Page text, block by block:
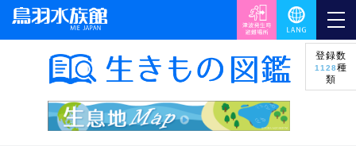
登録数
1128種
類